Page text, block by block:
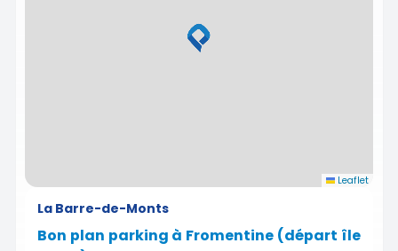
Leaflet
La Barre-de-Monts
Bon plan parking à Fromentine (départ île